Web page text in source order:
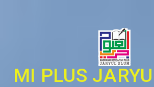
MI PLUS